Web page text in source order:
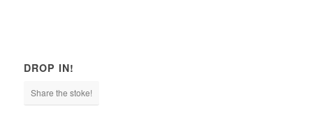
DROP IN!
Share the stoke!